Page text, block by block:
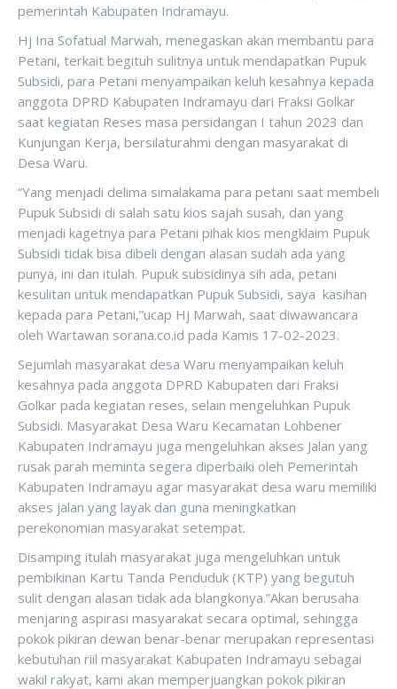
pemerintah Kabupaten Indramayu.
Hj Ina Sofatual Marwah, menegaskan akan membantu para
Petani, terkait begituh sulitnya untuk mendapatkan Pupuk
Subsidi, para Petani menyampaikan keluh kesahnya kepada
anggota DPRD Kabupaten Indramayu dari Fraksi Golkar
saat kegiatan Reses masa persidangan I tahun 2023 dan
Kunjungan Kerja, bersilaturahmi dengan masyarakat di
Desa Waru.
“Yang menjadi delima simalakama para petani saat membeli
Pupuk Subsidi di salah satu kios sajah susah, dan yang
menjadi kagetnya para Petani pihak kios mengklaim Pupuk
Subsidi tidak bisa dibeli dengan alasan sudah ada yang
punya, ini dan itulah. Pupuk subsidinya sih ada, petani
kesulitan untuk mendapatkan Pupuk Subsidi, saya kasihan
kepada para Petani,”ucap Hj Marwah, saat diwawancara
oleh Wartawan sorana.co.id pada Kamis 17-02-2023.
Sejumlah masyarakat desa Waru menyampaikan keluh
kesahnya pada anggota DPRD Kabupaten dari Fraksi
Golkar pada kegiatan reses, selain mengeluhkan Pupuk
Subsidi. Masyarakat Desa Waru Kecamatan Lohbener
Kabupaten Indramayu juga mengeluhkan akses Jalan yang
rusak parah meminta segera diperbaiki oleh Pemerintah
Kabupaten Indramayu agar masyarakat desa waru memiliki
akses jalan yang layak dan guna meningkatkan
perekonomian masyarakat setempat.
Disamping itulah masyarakat juga mengeluhkan untuk
pembikinan Kartu Tanda Penduduk (KTP) yang begutuh
sulit dengan alasan tidak ada blangkonya.”Akan berusaha
menjaring aspirasi masyarakat secara optimal, sehingga
pokok pikiran dewan benar-benar merupakan representasi
kebutuhan riil masyarakat Kabupaten Indramayu sebagai
wakil rakyat, kami akan memperjuangkan pokok pikiran